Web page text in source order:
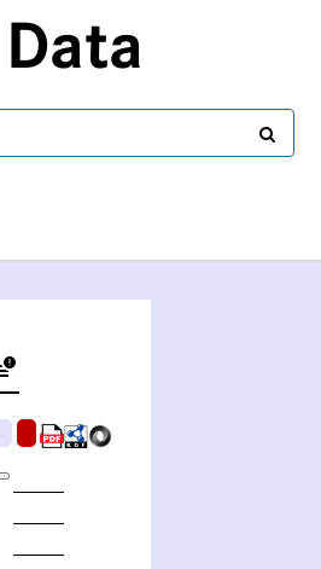
Data